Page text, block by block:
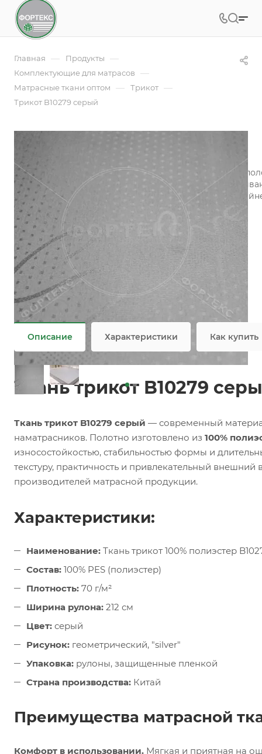
Главная — Продукты —
Комплектующие для матрасов —
Матрасные ткани оптом — Трикот —
Трикот B10279 серый
Трикот B10279 серый
Ткань трикот (100% полиэстер) - эластичное плотное
нанесение рисунка осуществляется печатью.
печати на ткани позволяют создавать настоящие
хлопкового сатина.
Подробности
Заказать
Задать вопрос
Возможны дополнительные опции
Не является публичной офертой
Описание Характеристики Как купить
Ткань трикот B10279
Ткань трикот B10279 серый — современный
наматрасников. Полотно изготовлено из 100%
износостойкостью, стабильностью формы и
текстуру, практичность и привлекательный
производителей матрасной продукции.
Характеристики:
Наименование: Ткань трикот 100% полиэстер
Состав: 100% PES (полиэстер)
Плотность: 70 г/м²
Ширина рулона: 212 см
Цвет: серый
Рисунок: геометрический, "silver"
Упаковка: рулоны, защищенные пленкой
Страна производства: Китай
Преимущества матрасной
Комфорт в использовании. Мягкая и приятная на